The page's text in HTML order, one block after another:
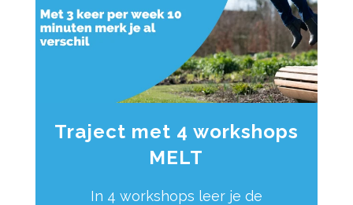
Traject met 4 workshops
MELT
In 4 workshops leer je de